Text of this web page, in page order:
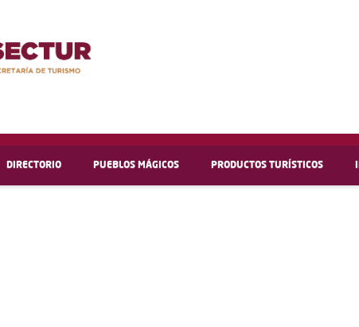
DIRECTORIO PUEBLOS MÁGICOS PRODUCTOS TURÍSTICOS